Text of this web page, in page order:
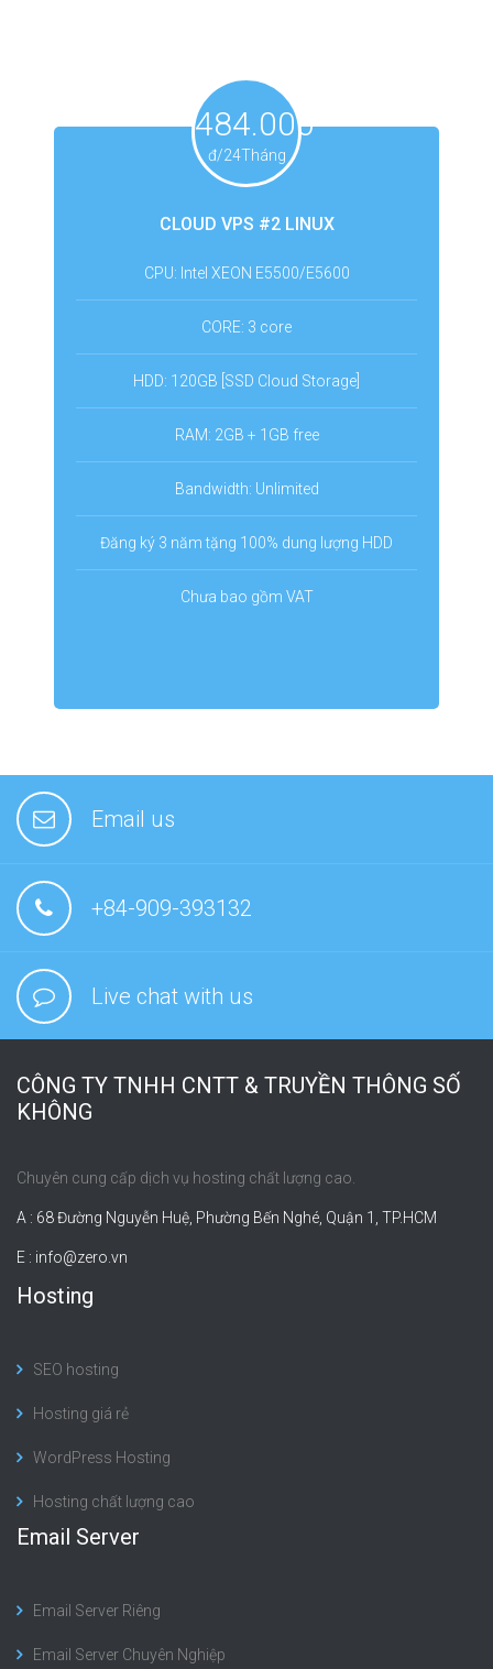
484.000
đ/24Tháng
CLOUD VPS #2 LINUX
CPU: Intel XEON E5500/E5600
CORE: 3 core
HDD: 120GB [SSD Cloud Storage]
RAM: 2GB + 1GB free
Bandwidth: Unlimited
Đăng ký 3 năm tặng 100% dung lượng HDD
Chưa bao gồm VAT
Email us
+84-909-393132
Live chat with us
CÔNG TY TNHH CNTT & TRUYỀN THÔNG SỐ
KHÔNG
Chuyên cung cấp dịch vụ hosting chất lượng cao.
A : 68 Đường Nguyễn Huệ, Phường Bến Nghé, Quận 1, TP.HCM
E : info@zero.vn
Hosting
SEO hosting
Hosting giá rẻ
WordPress Hosting
Hosting chất lượng cao
Email Server
Email Server Riêng
Email Server Chuyên Nghiệp